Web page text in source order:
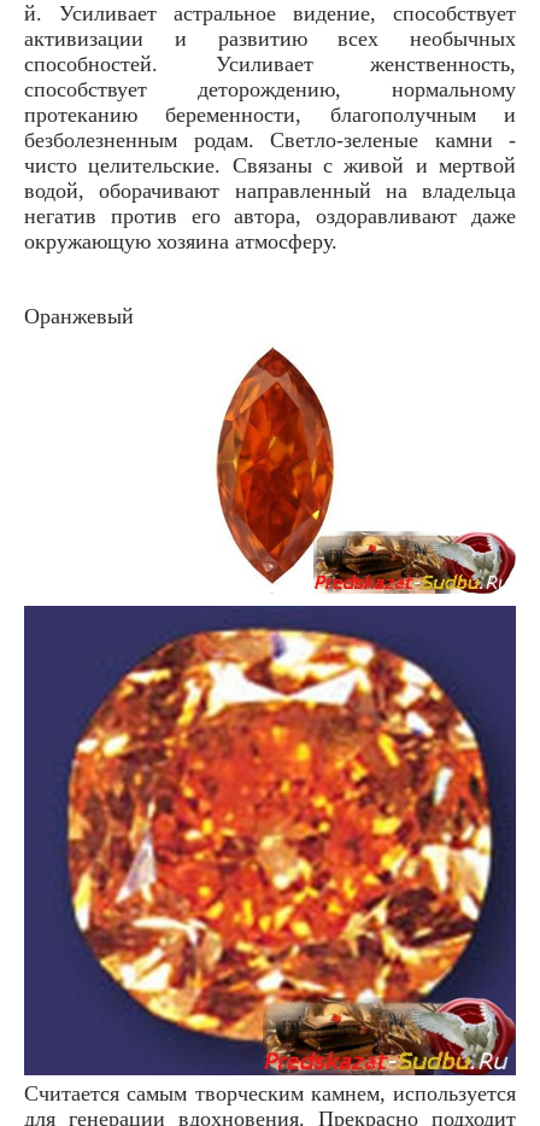
й. Усиливает астральное видение, способствует
активизации и развитию всех необычных
способностей. Усиливает женственность,
способствует деторождению, нормальному
протеканию беременности, благополучным и
безболезненным родам. Светло-зеленые камни -
чисто целительские. Связаны с живой и мертвой
водой, оборачивают направленный на владельца
негатив против его автора, оздоравливают даже
окружающую хозяина атмосферу.
Оранжевый
Считается самым творческим камнем, используется
для генерации вдохновения. Прекрасно подходит